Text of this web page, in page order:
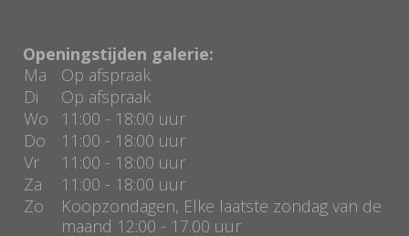
Openingstijden galerie:
Ma
Op afspraak
Di
Op afspraak
Wo
11:00 - 18:00 uur
Do
11:00 - 18:00 uur
Vr
11:00 - 18:00 uur
Za
11:00 - 18:00 uur
Zo
Koopzondagen, Elke laatste zondag van de
maand 12:00 - 17.00 uur